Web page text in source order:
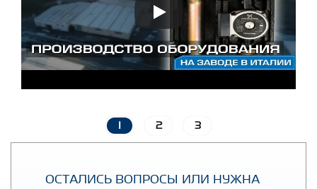
2 3
ОСТАЛИСЬ ВОПРОСЫ ИЛИ НУЖНА